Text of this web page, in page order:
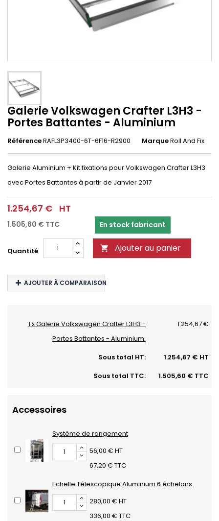
Galerie Volkswagen Crafter L3H3 -
Portes Battantes - Aluminium
RéférenceRAFL3P3400-6T-6F16-R2900 MarqueRoll And Fix
Galerie Aluminium + Kit fixations pour Volkswagen Crafter L3H3
avec Portes Battantes à partir de Janvier 2017
1.254,67 € HT
1.505,60 € TTC En stock fabricant
Quantité  Ajouter au panier
AJOUTER À COMPARAISON
1 x Galerie Volkswagen Crafter L3H3 -
Portes Battantes - Aluminium:
1.254,67 €
Sous total HT:
1.254,67 € HT
Sous total TTC:
1.505,60 € TTC
Accessoires
Système de rangement
56,00 € HT
67,20 € TTC
Echelle Télescopique Aluminium 6 échelons
280,00 € HT
336,00 € TTC